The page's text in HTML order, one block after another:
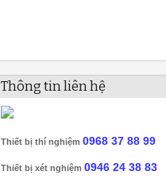
Thông tin liên hệ
Thiết bị thí nghiệm 0968 37 88 99
Thiết bị xét nghiệm 0946 24 38 83